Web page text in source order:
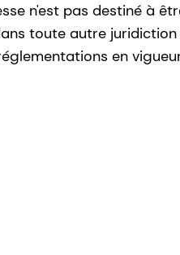
n'est pas destiné à
toute autre
en